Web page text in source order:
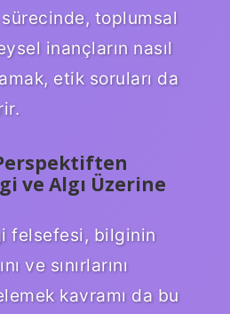
toplumsal
inançların nasıl
etik soruları da
ve Algı Üzerine
felsefesi, bilginin
ve sınırlarını
kavramı da bu